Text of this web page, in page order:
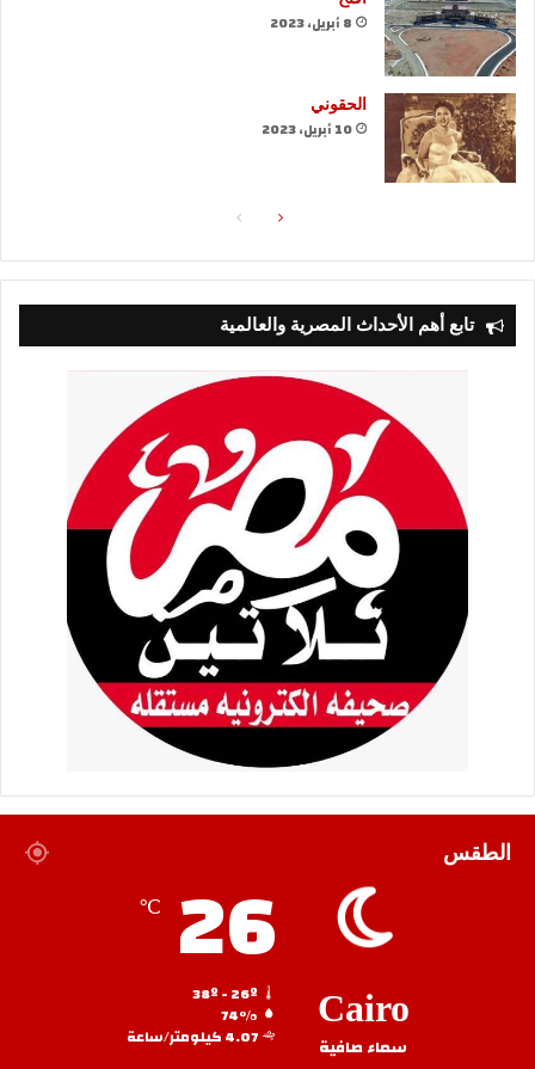
8 أبريل، 2023
الحقوني
10 أبريل، 2023
الصفحةالصفحة
تابع أهم الأحداث المصرية والعالمية
الطقس
Cairo
سماء صافية
26
℃
74%
4.07 كيلومتر/ساعة